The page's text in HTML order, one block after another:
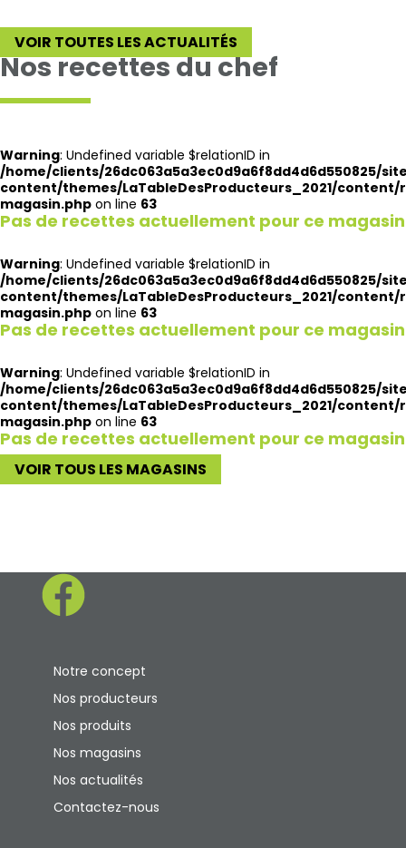
VOIR TOUTES LES ACTUALITÉS
Nos recettes du chef
Warning: Undefined variable $relationID in
/home/clients/26dc063a5a3ec0d9a6f8dd4d6d550825/
content/themes/LaTableDesProducteurs_2021/
magasin.php on line 63
Pas de recettes actuellement pour ce magasin
Warning: Undefined variable $relationID in
/home/clients/26dc063a5a3ec0d9a6f8dd4d6d550825/
content/themes/LaTableDesProducteurs_2021/
magasin.php on line 63
Pas de recettes actuellement pour ce magasin
Warning: Undefined variable $relationID in
/home/clients/26dc063a5a3ec0d9a6f8dd4d6d550825/
content/themes/LaTableDesProducteurs_2021/
magasin.php on line 63
Pas de recettes actuellement pour ce magasin
VOIR TOUS LES MAGASINS
Notre concept
Nos producteurs
Nos produits
Nos magasins
Nos actualités
Contactez-nous